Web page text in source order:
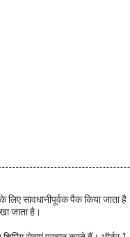
लिए सावधानीपूर्वक पैक किया
जाता है।